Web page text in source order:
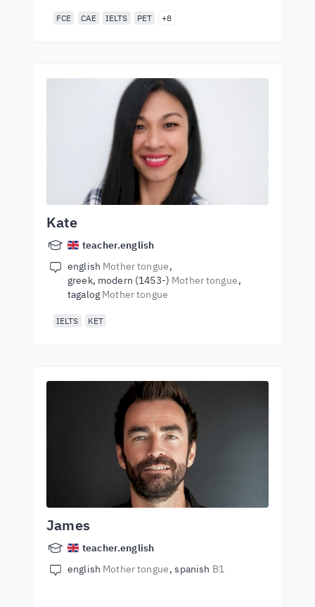
FCE CAE IELTS PET +8
Kate
teacher.english
english Mother tongue
greek, modern (1453-) Mother tongue
tagalog Mother tongue
IELTS KET
James
teacher.english
english Mother tongue spanish B1